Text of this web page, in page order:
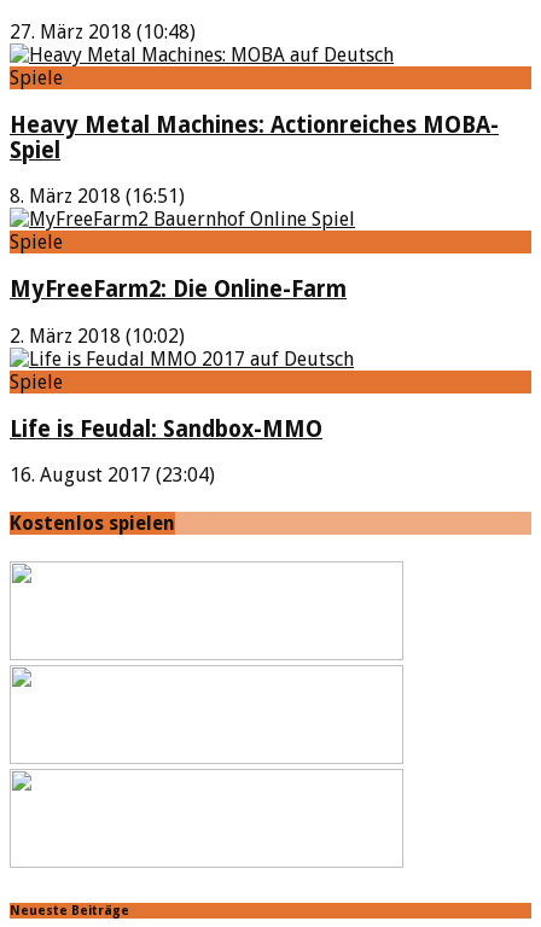
27. März 2018 (10:48)
Spiele
Heavy Metal Machines: Actionreiches MOBA-
Spiel
8. März 2018 (16:51)
Spiele
MyFreeFarm2: Die Online-Farm
2. März 2018 (10:02)
Spiele
Life is Feudal: Sandbox-MMO
16. August 2017 (23:04)
Kostenlos spielen
Neueste Beiträge